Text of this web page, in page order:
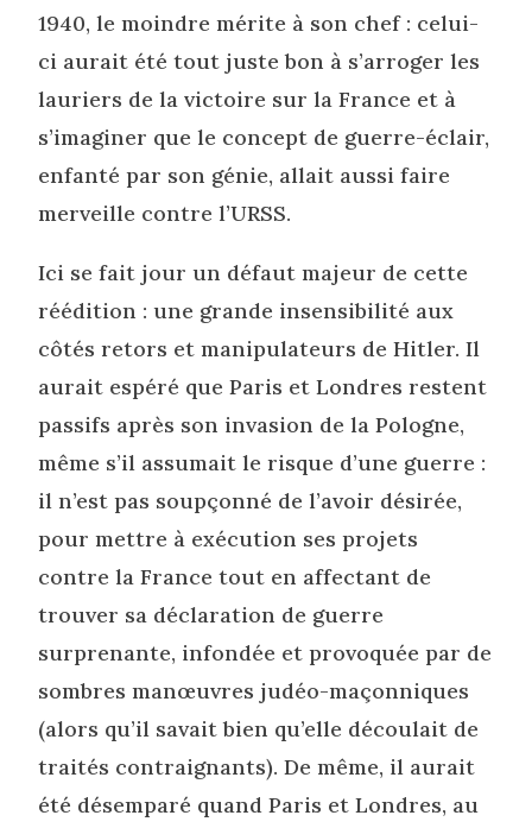
1940, le moindre mérite à son chef : celui-
ci aurait été tout juste bon à s’arroger les
lauriers de la victoire sur la France et à
s’imaginer que le concept de guerre-éclair,
enfanté par son génie, allait aussi faire
merveille contre l’URSS.
Ici se fait jour un défaut majeur de cette
réédition : une grande insensibilité aux
côtés retors et manipulateurs de Hitler. Il
aurait espéré que Paris et Londres restent
passifs après son invasion de la Pologne,
même s’il assumait le risque d’une guerre :
il n’est pas soupçonné de l’avoir désirée,
pour mettre à exécution ses projets
contre la France tout en affectant de
trouver sa déclaration de guerre
surprenante, infondée et provoquée par de
sombres manœuvres judéo-maçonniques
(alors qu’il savait bien qu’elle découlait de
traités contraignants). De même, il aurait
été désemparé quand Paris et Londres, au